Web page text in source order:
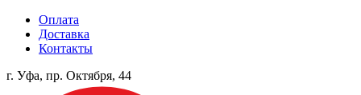
Оплата
Доставка
Контакты
г. Уфа, пр. Октября, 44